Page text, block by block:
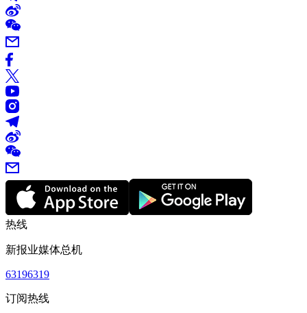
热线
新报业媒体总机
63196319
订阅热线